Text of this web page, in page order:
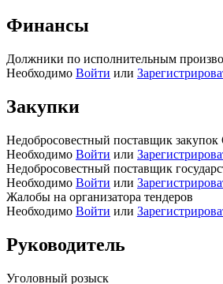
Финансы
Должники по исполнительным
Необходимо Войти или
Закупки
Недобросовестный поставщик
Необходимо Войти или
Недобросовестный поставщик
Необходимо Войти или
Жалобы на организатора тендеров
Необходимо Войти или
Руководитель
Уголовный розыск